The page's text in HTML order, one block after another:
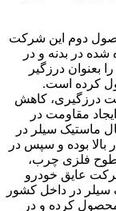
دوم این شرکت
در بدنه و در
بعنوان درزگیر
کرده است.
درزگیری، کاهش
مقاومت در
ماستیک سیلر در
بالا بوده و سپس در
فلزی چرب،
عایق خودرو
سیلر در داخل کشور
محصول کرده و در